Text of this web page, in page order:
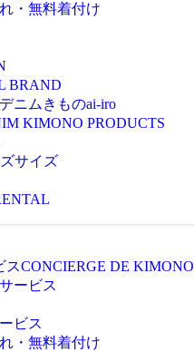
・無料着付け
BRAND
ニムきものai-iro
KIMONO PRODUCTS
サイズ
スCONCIERGE DE KIMONO
ービス
ビス
・無料着付け